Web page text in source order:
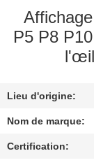
PROPOS
DE
VISITE
DE
L'USINE
P5 P8
l'œil
Lieu d'origine:
Nom de marque:
Certification: